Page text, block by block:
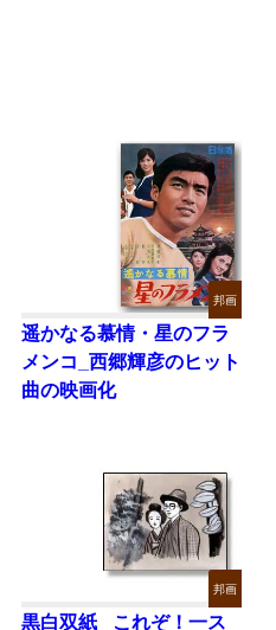
邦画
遥かなる慕情・星のフラ
メンコ_西郷輝彦のヒット
曲の映画化
邦画
黒白双紙_ これぞ！一ス